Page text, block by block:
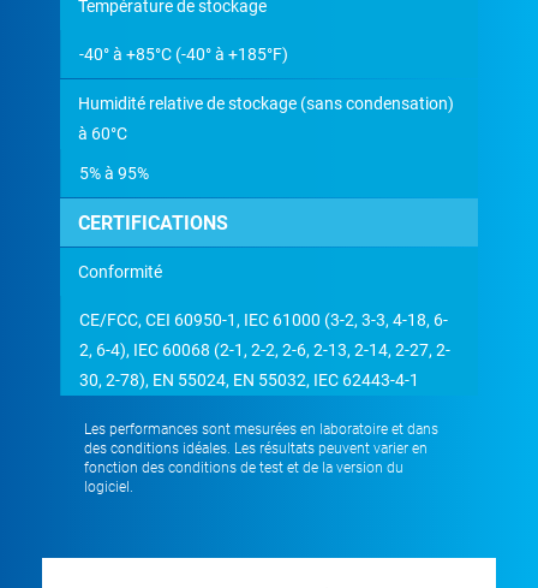
Température de stockage
-40° à +85°C (-40° à +185°F)
Humidité relative de stockage (sans condensation)
à 60°C
5% à 95%
CERTIFICATIONS
Conformité
CE/FCC, CEI 60950-1, IEC 61000 (3-2, 3-3, 4-18, 6-
2, 6-4), IEC 60068 (2-1, 2-2, 2-6, 2-13, 2-14, 2-27, 2-
30, 2-78), EN 55024, EN 55032, IEC 62443-4-1
Les performances sont mesurées en laboratoire et dans
des conditions idéales. Les résultats peuvent varier en
fonction des conditions de test et de la version du
logiciel.